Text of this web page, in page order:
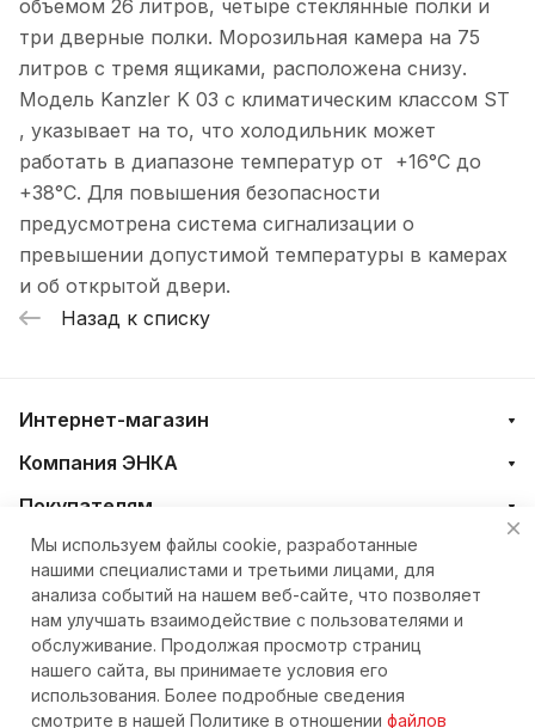
объемом 26 литров, четыре стеклянные полки и
три дверные полки. Морозильная камера на 75
литров с тремя ящиками, расположена снизу.
Модель Kanzler K 03 с климатическим классом ST
, указывает на то, что холодильник может
работать в диапазоне температур от +16°C до
+38°C. Для повышения безопасности
предусмотрена система сигнализации о
превышении допустимой температуры в камерах
и об открытой двери.
Назад к списку
Интернет-магазин
Компания ЭНКА
Покупателям
+7 (4212) 23-33-33
eshop@nkteh.ru
© 2026 Интернет-магазин ЭНКА техника
Мы используем файлы cookie, разработанные
нашими специалистами и третьими лицами, для
анализа событий на нашем веб-сайте, что позволяет
нам улучшать взаимодействие с пользователями и
обслуживание. Продолжая просмотр страниц
нашего сайта, вы принимаете условия его
использования. Более подробные сведения
смотрите в нашей Политике в отношении файлов